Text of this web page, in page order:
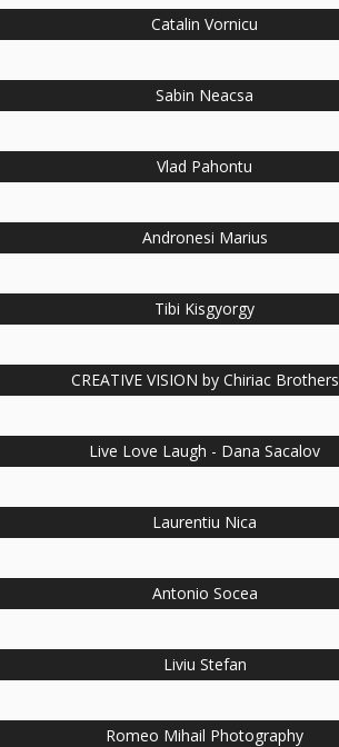
Catalin Vornicu
Sabin Neacsa
Vlad Pahontu
Andronesi Marius
Tibi Kisgyorgy
CREATIVE VISION by Chiriac Brothers
Live Love Laugh - Dana Sacalov
Laurentiu Nica
Antonio Socea
Liviu Stefan
Romeo Mihail Photography